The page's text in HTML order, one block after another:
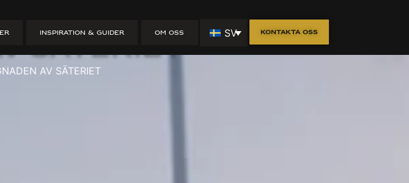
INSPIRATION & GUIDER OM OSS SV Kontakta oss
säteriet
AV SÄTERIET